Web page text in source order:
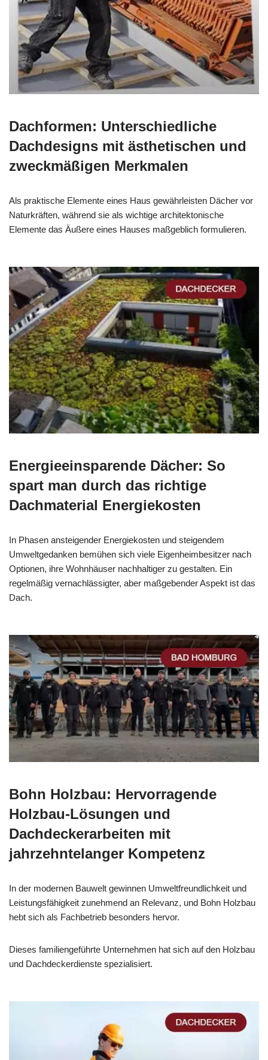
Dachformen: Unterschiedliche
Dachdesigns mit ästhetischen und
zweckmäßigen Merkmalen
Als praktische Elemente eines Haus gewährleisten Dächer vor
Naturkräften, während sie als wichtige architektonische
Elemente das Äußere eines Hauses maßgeblich formulieren.
Energieeinsparende Dächer: So
spart man durch das richtige
Dachmaterial Energiekosten
In Phasen ansteigender Energiekosten und steigendem
Umweltgedanken bemühen sich viele Eigenheimbesitzer nach
Optionen, ihre Wohnhäuser nachhaltiger zu gestalten. Ein
regelmäßig vernachlässigter, aber maßgebender Aspekt ist das
Dach.
Bohn Holzbau: Hervorragende
Holzbau-Lösungen und
Dachdeckerarbeiten mit
jahrzehntelanger Kompetenz
In der modernen Bauwelt gewinnen Umweltfreundlichkeit und
Leistungsfähigkeit zunehmend an Relevanz, und Bohn Holzbau
hebt sich als Fachbetrieb besonders hervor.
Dieses familiengeführte Unternehmen hat sich auf den Holzbau
und Dachdeckerdienste spezialisiert.